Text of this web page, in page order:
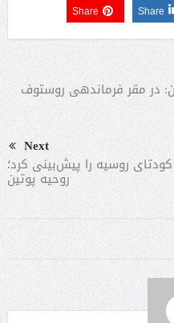
Share
Share
در مقر فرماندهی روستوف
Next
روسیه را پیش‌بینی کرد؛
روحیه پوتین